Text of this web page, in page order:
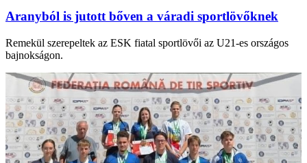
Aranyból is jutott bőven a váradi sportlövőknek
Remekül szerepeltek az ESK fiatal sportlövői az U21-es országos
bajnokságon.